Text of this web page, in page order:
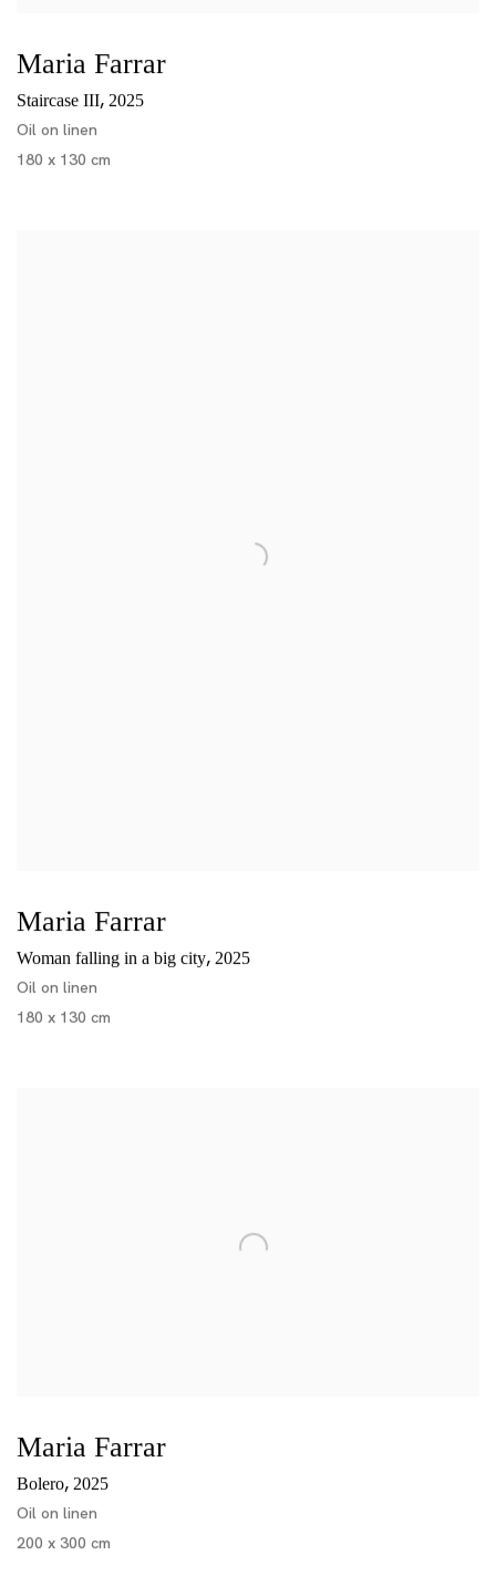
Maria Farrar
Staircase III, 2025
Oil on linen
180 x 130 cm
Maria Farrar
Woman falling in a big city, 2025
Oil on linen
180 x 130 cm
Maria Farrar
Bolero, 2025
Oil on linen
200 x 300 cm